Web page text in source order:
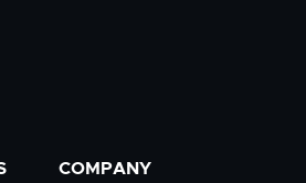
COMPANY